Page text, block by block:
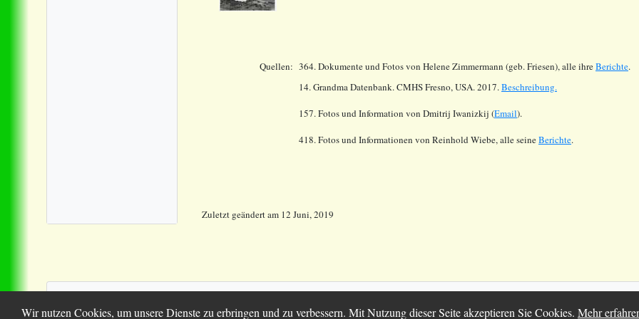
Quellen: 364. Dokumente und Fotos von Helene Zimmermann (geb. Friesen), alle ihreBerichte.
14.Grandma Datenbank. CMHS Fresno, USA. 2017.Beschreibung.
157. Fotos und Information von Dmitrij Iwanizkij (Email).
418. Fotos und Informationen von Reinhold Wiebe,alle seineBerichte.
Zuletzt geändertam 12 Juni, 2019
© 2025 Chortitza.org | Supported by D. F. Plett Historical Research
Wir nutzen Cookies, um unsere Dienste zu erbringen und zu verbessern. Mit Nutzung dieser Seite akzeptieren Sie Cookies. Mehr